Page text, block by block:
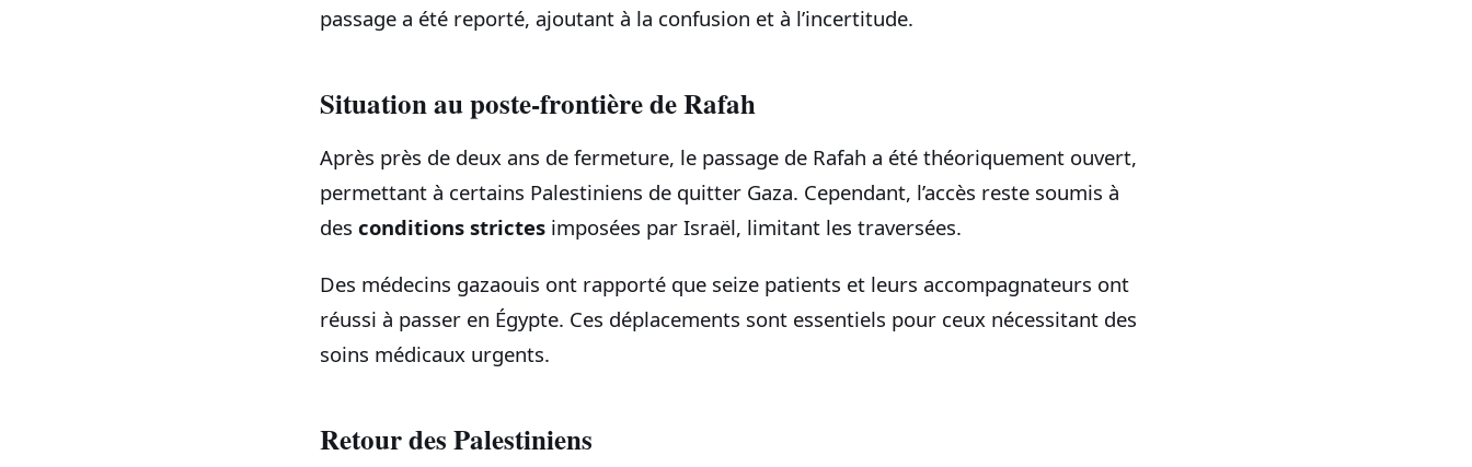
passage a été reporté, ajoutant à la confusion et à l’incertitude.
Situation au poste-frontière de Rafah
Après près de deux ans de fermeture, le passage de Rafah a été théoriquement ouvert,
permettant à certains Palestiniens de quitter Gaza. Cependant, l’accès reste soumis à
des conditions strictes imposées par Israël, limitant les traversées.
Des médecins gazaouis ont rapporté que seize patients et leurs accompagnateurs ont
réussi à passer en Égypte. Ces déplacements sont essentiels pour ceux nécessitant des
soins médicaux urgents.
Retour des Palestiniens